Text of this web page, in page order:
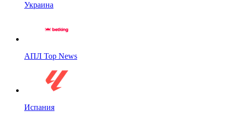
Украина
АПЛ Top News
Испания